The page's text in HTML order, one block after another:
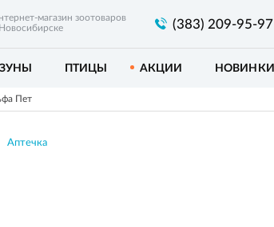
магазин зоотоваров
(383) 209-95-97
ПТИЦЫ АКЦИИ НОВИНКИ
Пет
Аптечка